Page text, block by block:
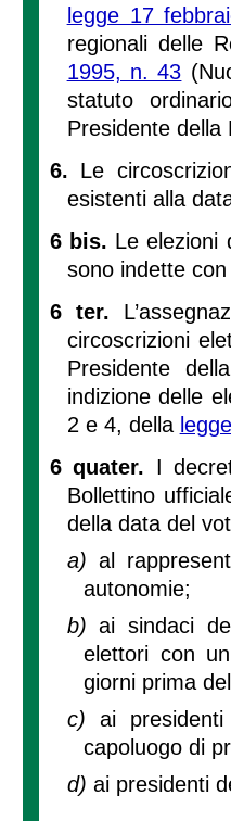
legge 17
regionali delle
1995, n. 43
statuto
Presidente della
6. Le
esistenti alla
6 bis. Le elezioni
sono indette
6 ter.
circoscrizioni
Presidente
indizione delle
2 e 4, della
6 quater. I
Bollettino
della data del
a) al
autonomie;
b)ai sindaci
elettori con
giorni prima
c) ai
capoluogo di
d) ai presidenti